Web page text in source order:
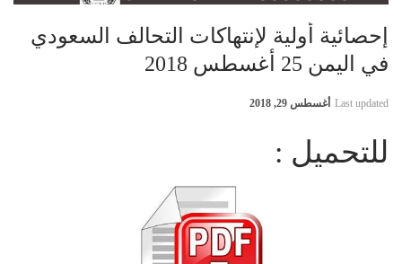
إحصائية أولية لإنتهاكات التحالف السعودي
في اليمن 25 أغسطس 2018
Last updated أغسطس 29, 2018
للتحميل :